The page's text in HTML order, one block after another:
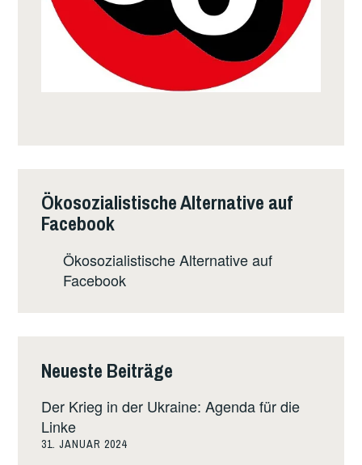
Ökosozialistische Alternative auf
Facebook
Ökosozialistische Alternative auf
Facebook
Neueste Beiträge
Der Krieg in der Ukraine: Agenda für die
Linke
31. JANUAR 2024